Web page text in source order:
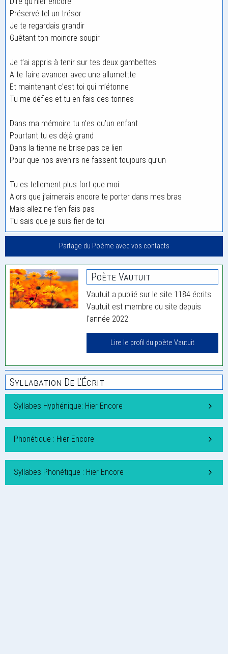
Préservé tel un trésor
Je te regardais grandir
Guêtant ton moindre soupir
Je t’ai appris à tenir sur tes deux gambettes
A te faire avancer avec une allumettte
Et maintenant c’est toi qui m’étonne
Tu me défies et tu en fais des tonnes
Dans ma mémoire tu n’es qu’un enfant
Pourtant tu es déjà grand
Dans la tienne ne brise pas ce lien
Pour que nos avenirs ne fassent toujours qu’un
Tu es tellement plus fort que moi
Alors que j’aimerais encore te porter dans mes bras
Mais allez ne t’en fais pas
Tu sais que je suis fier de toi
Partage du Poème avec vos contacts
Poète Vautuit
Vautuit a publié sur le site 1184 écrits.
Vautuit est membre du site depuis
l'année 2022.
Lire le profil du poète Vautuit
Syllabation De L'Écrit
Syllabes Hyphénique: Hier Encore
Phonétique : Hier Encore
Syllabes Phonétique : Hier Encore